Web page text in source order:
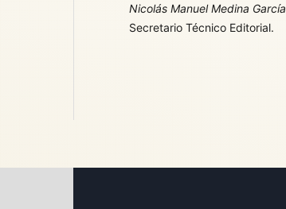
Nicolás Manuel Medina García
Secretario Técnico Editorial.